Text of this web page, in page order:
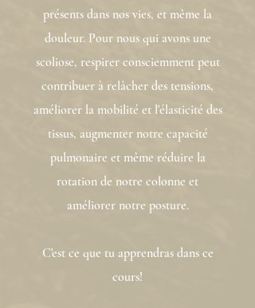
présents dans nos vies, et même la
douleur. Pour nous qui avons une
scoliose, respirer consciemment peut
contribuer à relâcher des tensions,
améliorer la mobilité et l'élasticité des
tissus, augmenter notre capacité
pulmonaire et même réduire la
rotation de notre colonne et
améliorer notre posture.
C'est ce que tu apprendras dans ce
cours!